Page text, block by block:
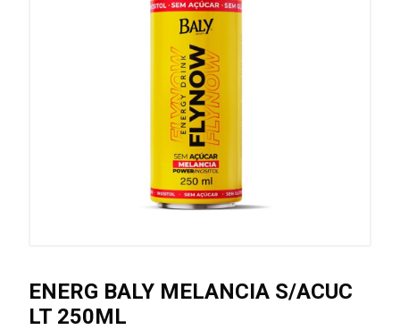
ENERG BALY MELANCIA S/ACUC
LT 250ML